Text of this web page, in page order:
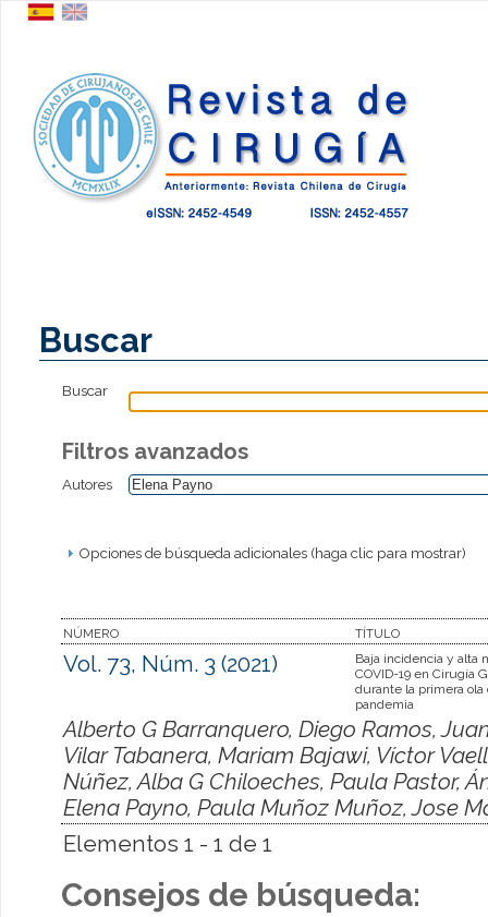
Buscar
Buscar
Filtros avanzados
Autores
Opciones de búsqueda adicionales (haga clic para mostrar)
NÚMERO TÍTULO
Vol. 73, Núm. 3 (2021)
Baja incidencia y alta
COVID-19 en Cirugía
durante la primera ola
pandemia
Alberto G Barranquero, Diego Ramos,
Vilar Tabanera, Mariam Bajawi, Víctor
Núñez, Alba G Chiloeches, Paula Pastor,
Elena Payno, Paula Muñoz Muñoz, Jose
Elementos 1 - 1 de 1
Consejos de búsqueda: